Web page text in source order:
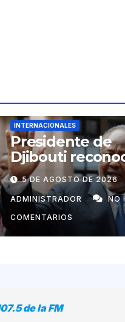
INTERNACIONALES
Presidente de
Djibouti
labor de
colaboradores
Cuba
5 DE AGOSTO DE 2026
ADMINISTRADOR
NO
COMENTARIOS
de la FM